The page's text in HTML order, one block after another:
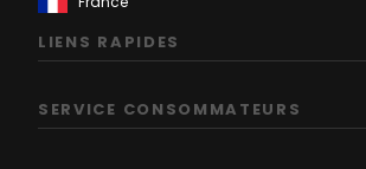
LIENS RAPIDES
SERVICE CONSOMMATEURS